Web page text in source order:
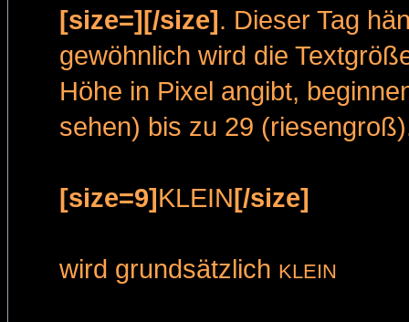
[size=][/size]. Dieser Tag
gewöhnlich wird die
Höhe in Pixel angibt,
sehen) bis zu 29
[size=9]KLEIN[/size]
wird grundsätzlich KLEIN